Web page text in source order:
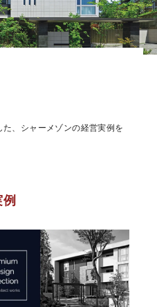
、シャーメゾンの経営実例を